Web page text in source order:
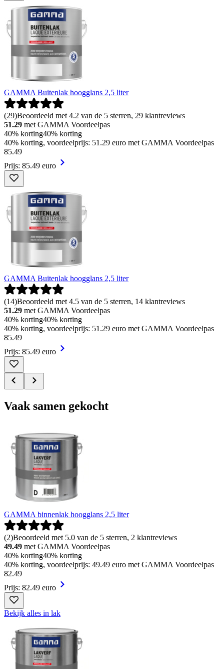
GAMMA Buitenlak hoogglans 2,5 liter
(29)Beoordeeld met 4.2 van de 5 sterren, 29 klantreviews
51.29 met GAMMA Voordeelpas
40% korting40% korting
40% korting, voordeelprijs: 51.29 euro met GAMMA Voordeelpas
85.49
Prijs: 85.49 euro
GAMMA Buitenlak hoogglans 2,5 liter
(14)Beoordeeld met 4.5 van de 5 sterren, 14 klantreviews
51.29 met GAMMA Voordeelpas
40% korting40% korting
40% korting, voordeelprijs: 51.29 euro met GAMMA Voordeelpas
85.49
Prijs: 85.49 euro
Vaak samen gekocht
GAMMA binnenlak hoogglans 2,5 liter
(2)Beoordeeld met 5.0 van de 5 sterren, 2 klantreviews
49.49 met GAMMA Voordeelpas
40% korting40% korting
40% korting, voordeelprijs: 49.49 euro met GAMMA Voordeelpas
82.49
Prijs: 82.49 euro
Bekijk alles in lak